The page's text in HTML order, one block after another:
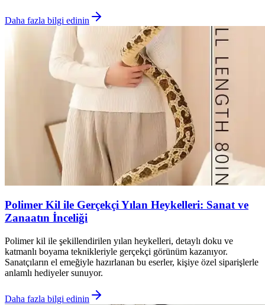
Daha fazla bilgi edinin
Polimer Kil ile Gerçekçi Yılan Heykelleri: Sanat ve
Zanaatın İnceliği
Polimer kil ile şekillendirilen yılan heykelleri, detaylı doku ve
katmanlı boyama teknikleriyle gerçekçi görünüm kazanıyor.
Sanatçıların el emeğiyle hazırlanan bu eserler, kişiye özel siparişlerle
anlamlı hediyeler sunuyor.
Daha fazla bilgi edinin